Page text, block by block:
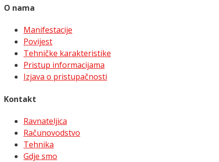
O nama
Manifestacije
Povijest
Tehničke karakteristike
Pristup informacijama
Izjava o pristupačnosti
Kontakt
Ravnateljica
Računovodstvo
Tehnika
Gdje smo